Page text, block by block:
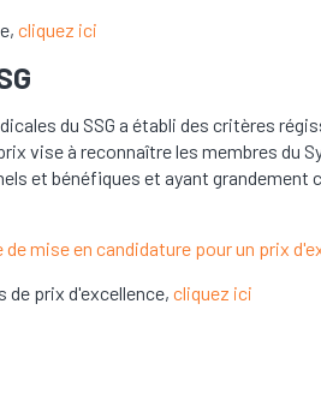
cliquez ici
du SSG a établi des critères
vise à reconnaître les membres du
et bénéfiques et ayant grandement
mise en candidature pour un prix
de prix d'excellence, cliquez ici